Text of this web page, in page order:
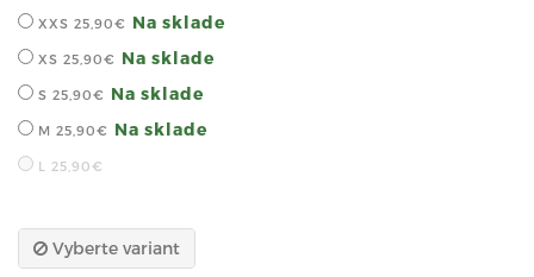
XXS 25,90€ Na sklade
XS 25,90€ Na sklade
S 25,90€ Na sklade
M 25,90€ Na sklade
L 25,90€
Vyberte variant